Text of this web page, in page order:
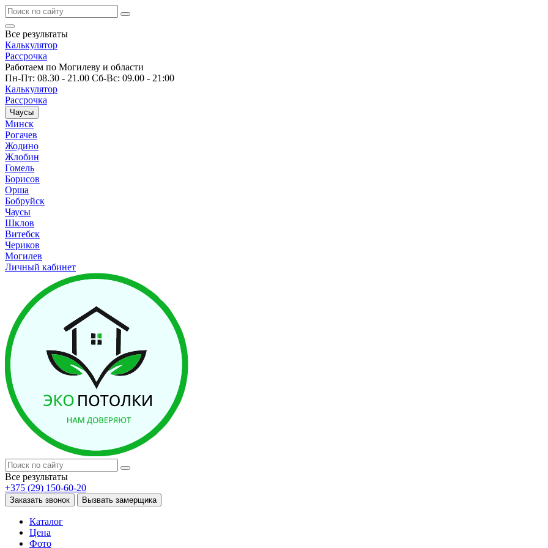
Все результаты
Калькулятор
Рассрочка
Работаем по Могилеву и области
Пн-Пт: 08.30 - 21.00 Сб-Вс: 09.00 - 21:00
Калькулятор
Рассрочка
Чаусы
Минск
Рогачев
Жодино
Жлобин
Гомель
Борисов
Орша
Бобруйск
Чаусы
Шклов
Витебск
Чериков
Могилев
Личный кабинет
Все результаты
+375 (29) 150-60-20
Заказать звонок Вызвать замерщика
Каталог
Цена
Фото